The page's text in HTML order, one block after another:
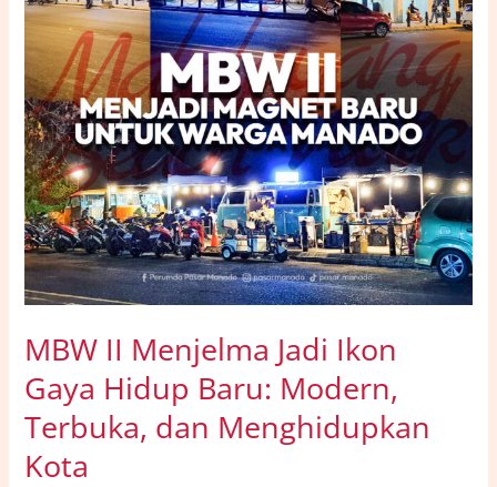
MBW II Menjelma Jadi Ikon
Gaya Hidup Baru: Modern,
Terbuka, dan Menghidupkan
Kota
dan
Menghidupkan
Kota